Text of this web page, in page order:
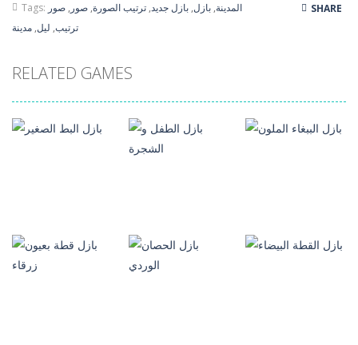
Tags: المدينة, بازل, بازل جديد, ترتيب الصورة, صور , صور
ترتيب, ليل, مدينة
SHARE
RELATED GAMES
العاب بازل
الصور
الصور
بازل الطفل و
العاب بازل